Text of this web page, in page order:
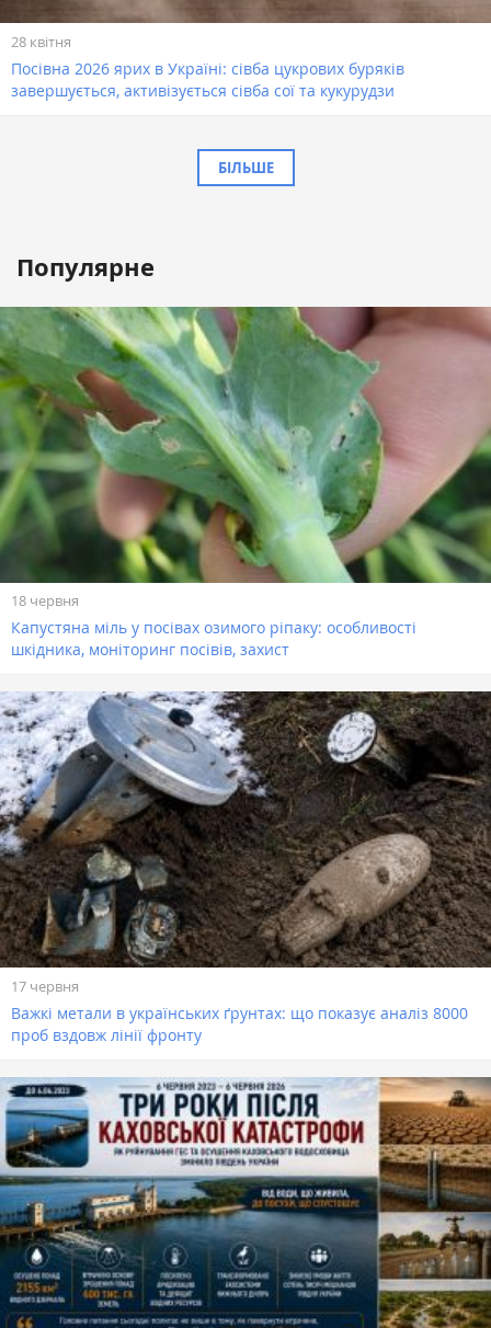
28 квітня
Посівна 2026 ярих в Україні: сівба цукрових буряків
завершується, активізується сівба сої та кукурудзи
БІЛЬШЕ
Популярне
18 червня
Капустяна міль у посівах озимого ріпаку: особливості
шкідника, моніторинг посівів, захист
17 червня
Важкі метали в українських ґрунтах: що показує аналіз 8000
проб вздовж лінії фронту